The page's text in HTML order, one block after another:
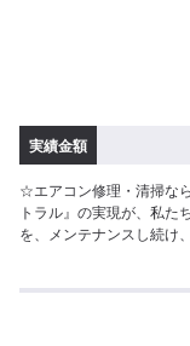
実績金額
☆エアコン修理・清掃な
トラル』の実現が、私た
を、メンテナンスし続け
車」をメンテナンスし続